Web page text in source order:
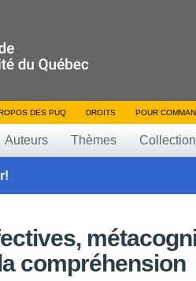
DES PUQ DROITS POUR
Auteurs Thèmes
compréhension